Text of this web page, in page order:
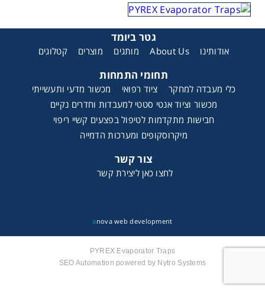
גטר ביומד
אודותינו About Us מותגים מוצרים קטלוגים
תחומי התמחות
כלי מעבדה למחקר ציוד רפואי
מכשור מדעי ותעשייתי
מכשור וציוד אנטי סטטי למעבדות וחדרים נקיים
חבישות מתקדמות לטיפול בפצעים קשיי ריפוי
מיקרוסקופים ומערכות הדמייה
צור קשר
לחצו כאן ליצירת קשר
a nova web development
PYREX Evaporator Traps
SEO Automation powered by Nytro Systems